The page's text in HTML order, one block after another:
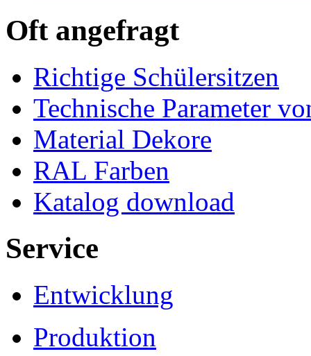
Oft angefragt
Richtige Schülersitzen
Technische Parameter
Material Dekore
RAL Farben
Katalog download
Service
Entwicklung
Produktion